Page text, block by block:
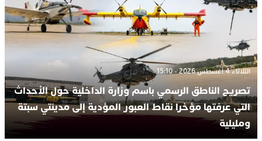
الثلاثاء 4 أغسطس 2026 - 15:10
تصريح الناطق الرسمي باسم وزارة الداخلية حول الأحداث
التي عرفتها مؤخرا نقاط العبور المؤدية إلى مدينتي سبتة
ومليلية